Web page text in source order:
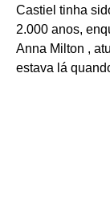
Castiel tinha
2.000 anos,
Anna Milton ,
estava lá